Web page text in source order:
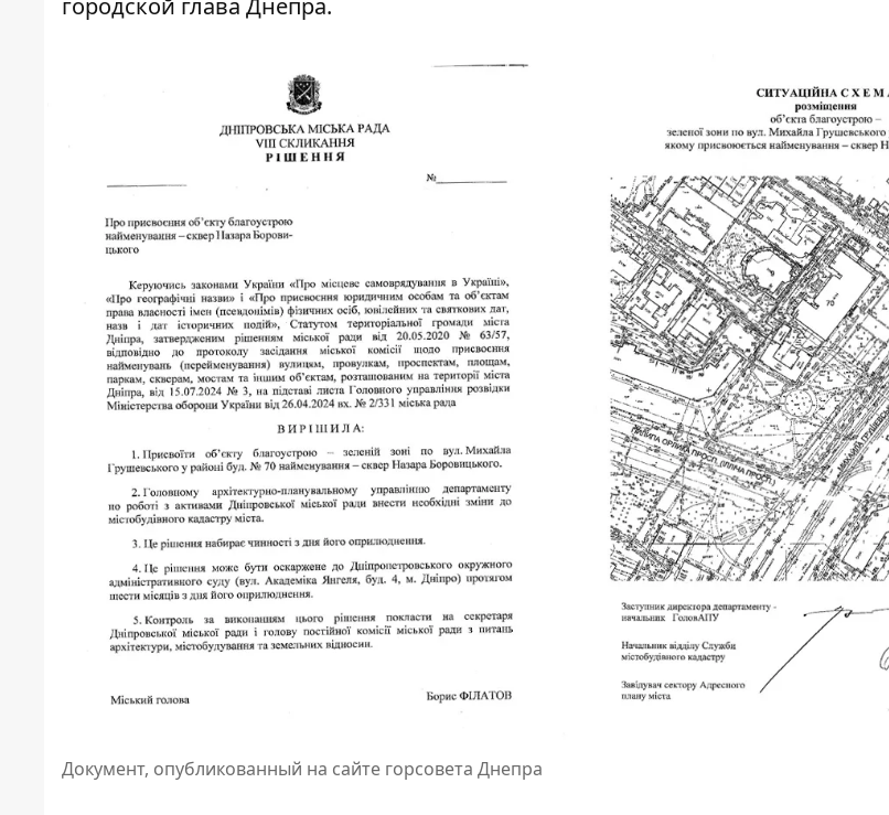
городской глава Днепра.
Документ, опубликованный на сайте горсовета Днепра